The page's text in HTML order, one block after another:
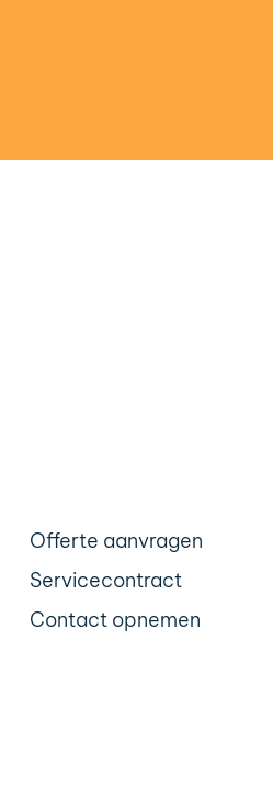
Offerte aanvragen
Servicecontract
Contact opnemen